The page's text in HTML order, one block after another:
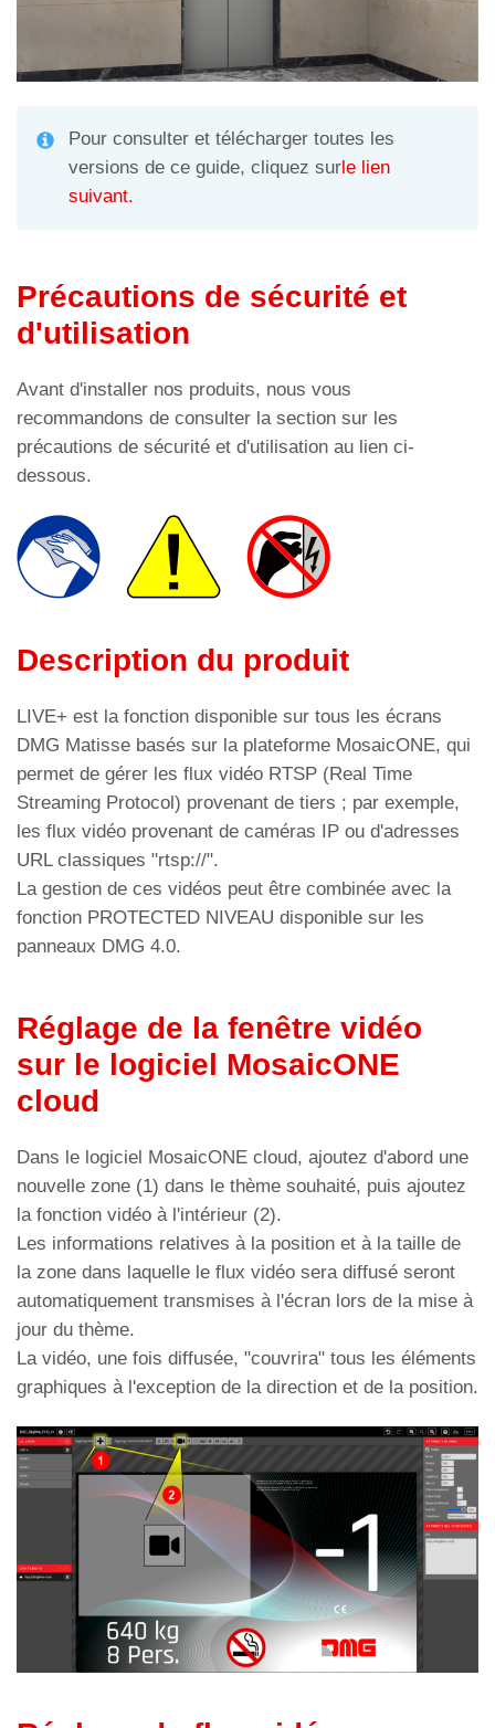
Pour consulter et télécharger toutes les
versions de ce guide, cliquez surle lien
suivant.
Précautions de sécurité et
d'utilisation
Avant d'installer nos produits, nous vous
recommandons de consulter la section sur les
précautions de sécurité et d'utilisation au lien ci-
dessous.
Description du produit
LIVE+ est la fonction disponible sur tous les écrans
DMG Matisse basés sur la plateforme MosaicONE, qui
permet de gérer les flux vidéo RTSP (Real Time
Streaming Protocol) provenant de tiers ; par exemple,
les flux vidéo provenant de caméras IP ou d'adresses
URL classiques "rtsp://".
La gestion de ces vidéos peut être combinée avec la
fonction PROTECTED NIVEAU disponible sur les
panneaux DMG 4.0.
Réglage de la fenêtre vidéo
sur le logiciel MosaicONE
cloud
Dans le logiciel MosaicONE cloud, ajoutez d'abord une
nouvelle zone (1) dans le thème souhaité, puis ajoutez
la fonction vidéo à l'intérieur (2).
Les informations relatives à la position et à la taille de
la zone dans laquelle le flux vidéo sera diffusé seront
automatiquement transmises à l'écran lors de la mise à
jour du thème.
La vidéo, une fois diffusée, "couvrira" tous les éléments
graphiques à l'exception de la direction et de la position.